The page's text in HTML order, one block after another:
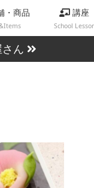
・商品 講座
School
ん